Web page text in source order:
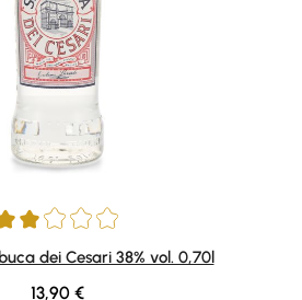
von 2 von 5 Sternen
dei Cesari 38% vol. 0,70l
Regulärer Preis:
13,90 €